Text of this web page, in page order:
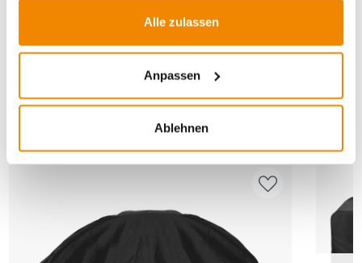
Alle zulassen
Anpassen
Ablehnen
ANDERE INTERESSIERTEN SICH AUCH